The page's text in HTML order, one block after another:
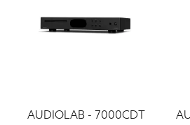
AUDIOLAB -7000CDT